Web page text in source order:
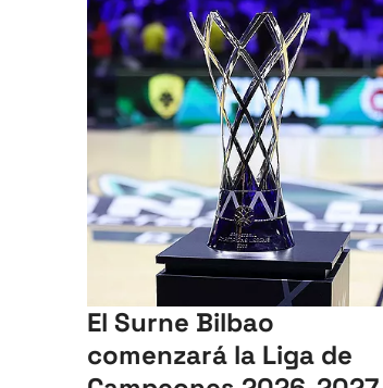
El Surne Bilbao
comenzará la Liga de